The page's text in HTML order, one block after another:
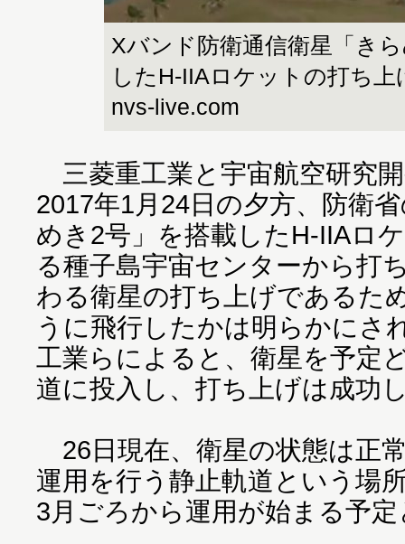
Xバンド防衛通信衛星「き
したH-IIAロケットの打ち上
nvs-live.com
三菱重工業と宇宙航空研究
2017年1月24日の夕方、防衛
めき2号」を搭載したH-IIAロ
る種子島宇宙センターから打
わる衛星の打ち上げであるた
うに飛行したかは明らかにさ
工業らによると、衛星を予定
道に投入し、打ち上げは成功
26日現在、衛星の状態は正
運用を行う静止軌道という場
3月ごろから運用が始まる予